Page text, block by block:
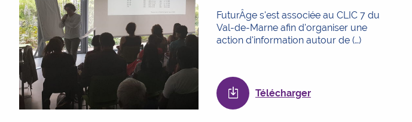
FuturÂge s'est associée au CLIC 7 du
Val-de-Marne afin d'organiser une
action d'information autour de (…)
Télécharger